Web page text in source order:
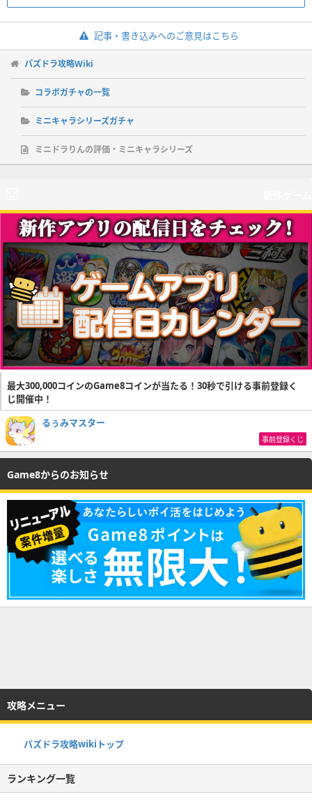
記事・書き込みへのご意見はこちら
パズドラ攻略Wiki
コラボガチャの一覧
ミニキャラシリーズガチャ
ミニドラりんの評価・ミニキャラシリーズ
最大300,000コインのGame8コインが当たる！30秒で引ける事前登録く
じ開催中！
るぅみマスター
事前登録くじ
Game8からのお知らせ
攻略メニュー
パズドラ攻略wikiトップ
ランキング一覧